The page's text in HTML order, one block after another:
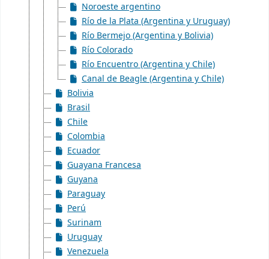
Noroeste argentino
Río de la Plata (Argentina y Uruguay)
Río Bermejo (Argentina y Bolivia)
Río Colorado
Río Encuentro (Argentina y Chile)
Canal de Beagle (Argentina y Chile)
Bolivia
Brasil
Chile
Colombia
Ecuador
Guayana Francesa
Guyana
Paraguay
Perú
Surinam
Uruguay
Venezuela